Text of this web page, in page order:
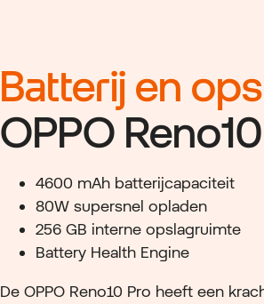
Batterij en
OPPO
4600 mAh batterijcapaciteit
80W supersnel opladen
256 GB interne opslagruimte
Battery Health Engine
De OPPO Reno10 Pro heeft een